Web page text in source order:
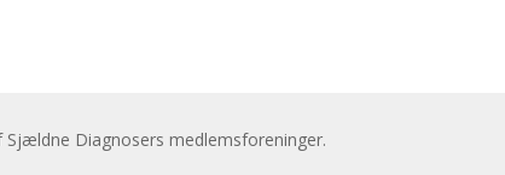
Diagnosers medlemsforeninger.